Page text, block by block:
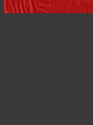
اصفهان- خیابان چهارم